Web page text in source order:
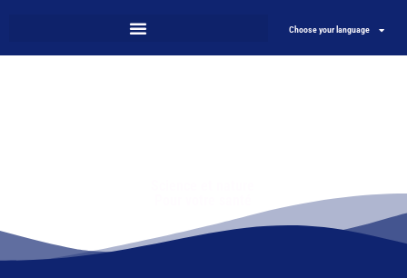
Choose your language